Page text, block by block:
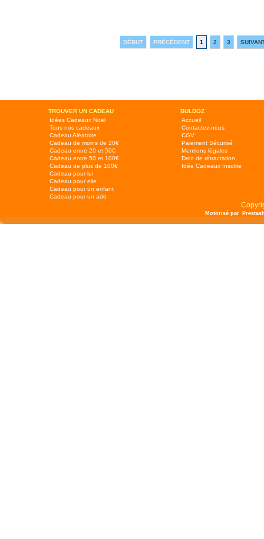
DÉBUT PRÉCÉDENT 1 2 3
TROUVER UN CADEAU
BULDOZ
Idées Cadeaux Noël
Tous nos cadeaux
Cadeau Aléatoire
Cadeau de moins de 20€
Cadeau entre 20 et 50€
Cadeau entre 50 et 100€
Cadeau de plus de 100€
Cadeau pour lui
Cadeau pour elle
Cadeau pour un enfant
Cadeau pour un ado
Accueil
Contactez-nous
CGV
Paiement Sécurisé
Mentions légales
Droit de rétractation
Idée Cadeaux Insolite
Motorisé par